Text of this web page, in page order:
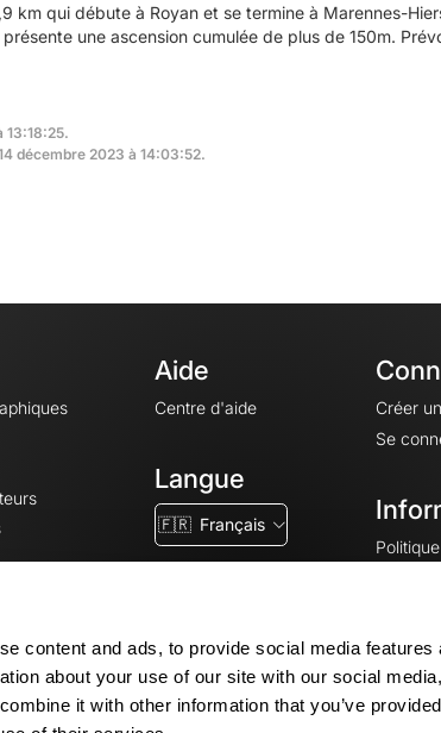
content and ads, to provide social media features
about your use of our site with our social
it with other information that you’ve
km qui débute à Royan et se termine à Marennes-
une ascension cumulée de plus de 150m.
13:18:25.
décembre 2023 à 14:03:52.
Aide
Centre d'aide
Langue
🇫🇷 Français
Créer
Se